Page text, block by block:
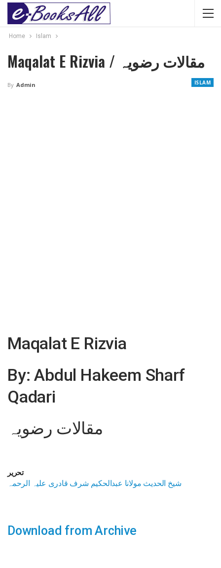
Home Islam
Maqalat E Rizvia / مقالات رضویہ
ISLAM
By Admin
Maqalat E Rizvia
By: Abdul Hakeem Sharf
Qadari
مقالات رضویہ
تحریر
شیخ الحدیث مولانا عبدالحکیم شرف قادری علیہ الرحمہ
Download from Archive